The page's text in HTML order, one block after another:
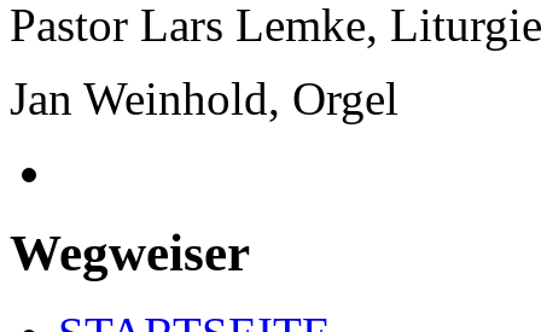
Pastor Lars Lemke,
Jan Weinhold, Orgel
Wegweiser